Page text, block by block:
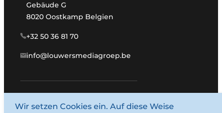
Gebäude G
8020 Oostkamp Belgien
+32 50 36 81 70
info@louwersmediagroep.be
www.louwersmediagroep.com
Wir setzen Cookies ein. Auf diese Weise